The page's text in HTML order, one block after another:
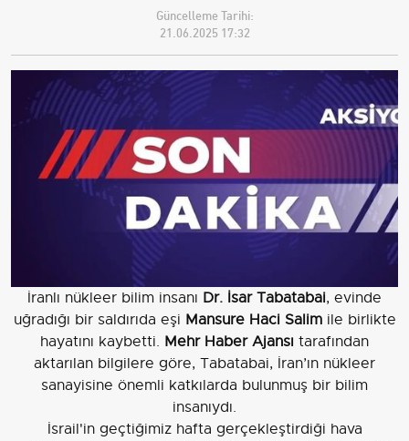
Güncelleme Tarihi:
21.06.2025 17:32
İranlı nükleer bilim insanı Dr. İsar Tabatabai, evinde
uğradığı bir saldırıda eşi Mansure Haci Salimile birlikte
hayatını kaybetti. Mehr Haber Ajansı tarafından
aktarılan bilgilere göre, Tabatabai, İran’ın nükleer
sanayisine önemli katkılarda bulunmuş bir bilim
insanıydı.
İsrail'in geçtiğimiz hafta gerçekleştirdiği hava